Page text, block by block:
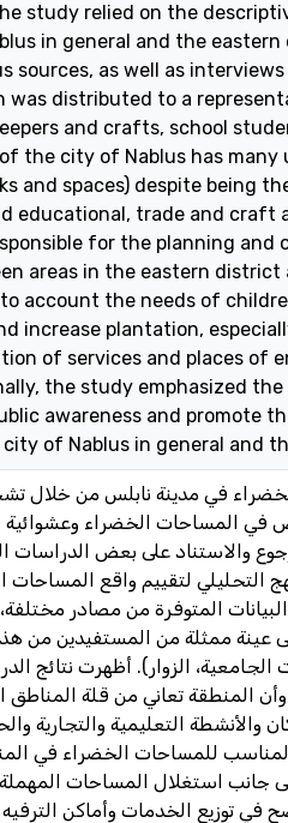
study relied on the
in general and the
sources, as well as
distributed to a
and crafts, school
the city of Nablus has many
and spaces) despite being
educational, trade and
for the planning
areas in the eastern
account the needs of
increase plantation,
of services and places of
the study emphasized
awareness and promote
city of Nablus in general and
في مدينة نابلس من خلال
في المساحات الخضراء
والاستناد على بعض الدراسات
التحليلي لتقييم واقع
المتوفرة من مصادر مختلفة،
عينة ممثلة من المستفيدين من
الزوار). أظهرت نتائج
المنطقة تعاني من قلة
التعليمية والتجارية
للمساحات الخضراء في
جانب استغلال المساحات
توزيع الخدمات وأماكن